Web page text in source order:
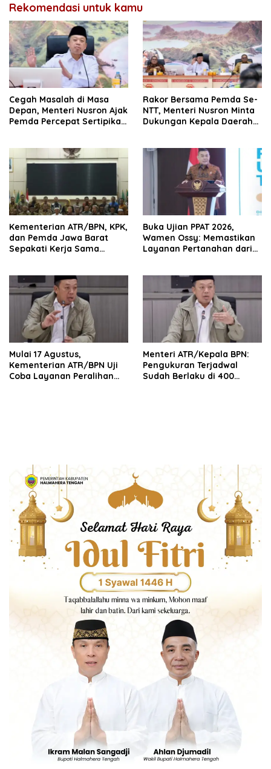
Rekomendasi untuk kamu
Cegah Masalah di Masa
Depan, Menteri Nusron Ajak
Pemda Percepat Sertipikasi
Rakor Bersama Pemda Se-
NTT, Menteri Nusron Minta
Dukungan Kepala Daerah
Kementerian ATR/BPN, KPK,
dan Pemda Jawa Barat
Sepakati Kerja Sama
Ekonomi Daerah
Buka Ujian PPAT 2026,
Wamen Ossy: Memastikan
Layanan Pertanahan dari
Berintegritas
Mulai 17 Agustus,
Kementerian ATR/BPN Uji
Coba Layanan Peralihan
Menteri ATR/Kepala BPN:
Pengukuran Terjadwal
Sudah Berlaku di 400